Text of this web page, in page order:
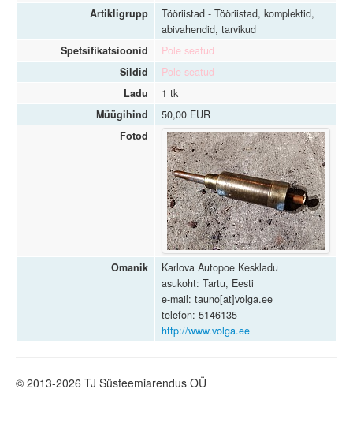
Artikligrupp
Tööriistad - Tööriistad, komplektid,
abivahendid, tarvikud
Spetsifikatsioonid
Pole seatud
Sildid
Pole seatud
Ladu
1 tk
Müügihind
50,00 EUR
Fotod
Omanik
Karlova Autopoe Keskladu
asukoht: Tartu, Eesti
e-mail: tauno[at]volga.ee
telefon: 5146135
http://www.volga.ee
© 2013-2026 TJ Süsteemiarendus OÜ